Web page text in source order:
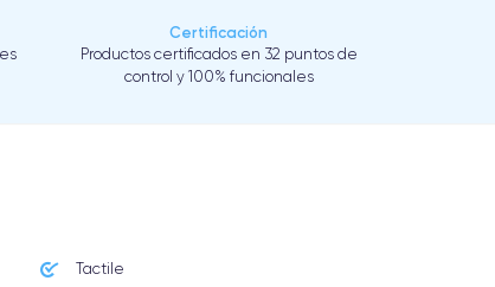
Certificación
Productos certificados en 32 puntos de
control y 100% funcionales
Tactile